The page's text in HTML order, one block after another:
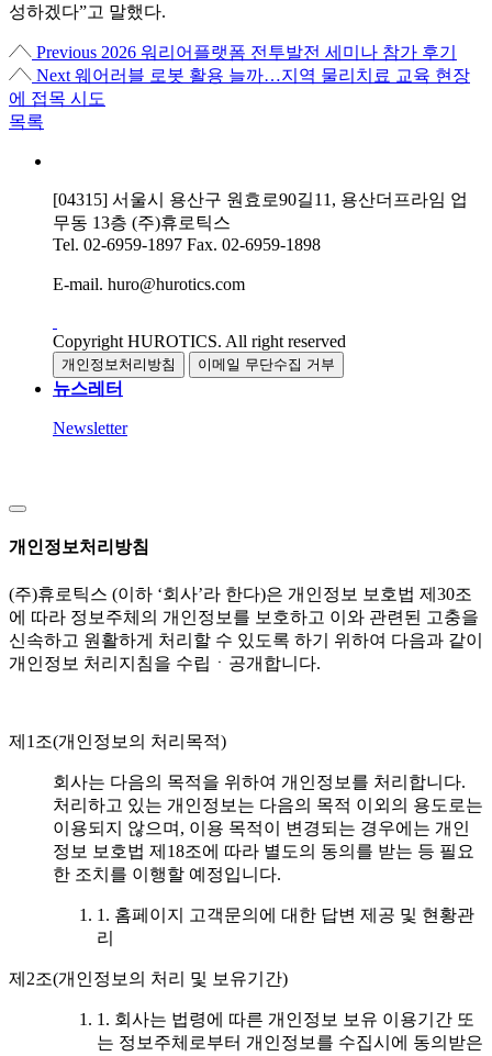
성하겠다”고 말했다.
Previous 2026 워리어플랫폼 전투발전 세미나 참가 후기
Next 웨어러블 로봇 활용 늘까…지역 물리치료 교육 현장
에 접목 시도
목록
[04315] 서울시 용산구 원효로90길11, 용산더프라임 업
무동 13층 (주)휴로틱스
Tel. 02-6959-1897 Fax. 02-6959-1898
E-mail. huro@hurotics.com
Copyright HUROTICS. All right reserved
개인정보처리방침 이메일 무단수집 거부
뉴스레터
Newsletter
개인정보처리방침
(주)휴로틱스 (이하 ‘회사’라 한다)은 개인정보 보호법 제30조
에 따라 정보주체의 개인정보를 보호하고 이와 관련된 고충을
신속하고 원활하게 처리할 수 있도록 하기 위하여 다음과 같이
개인정보 처리지침을 수립ㆍ공개합니다.
제1조(개인정보의 처리목적)
회사는 다음의 목적을 위하여 개인정보를 처리합니다.
처리하고 있는 개인정보는 다음의 목적 이외의 용도로는
이용되지 않으며, 이용 목적이 변경되는 경우에는 개인
정보 보호법 제18조에 따라 별도의 동의를 받는 등 필요
한 조치를 이행할 예정입니다.
1. 홈페이지 고객문의에 대한 답변 제공 및 현황관
리
제2조(개인정보의 처리 및 보유기간)
1. 회사는 법령에 따른 개인정보 보유 이용기간 또
는 정보주체로부터 개인정보를 수집시에 동의받은